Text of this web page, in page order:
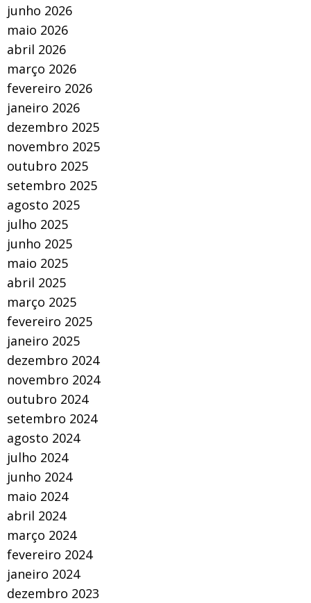
junho 2026
maio 2026
abril 2026
março 2026
fevereiro 2026
janeiro 2026
dezembro 2025
novembro 2025
outubro 2025
setembro 2025
agosto 2025
julho 2025
junho 2025
maio 2025
abril 2025
março 2025
fevereiro 2025
janeiro 2025
dezembro 2024
novembro 2024
outubro 2024
setembro 2024
agosto 2024
julho 2024
junho 2024
maio 2024
abril 2024
março 2024
fevereiro 2024
janeiro 2024
dezembro 2023